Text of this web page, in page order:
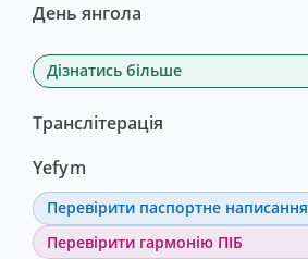
День янгола
Дізнатись більше
Транслітерація
Yefym
Перевірити паспортне написання
Перевірити гармонію ПІБ